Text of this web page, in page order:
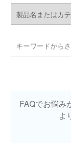
FAQでお悩み
よ